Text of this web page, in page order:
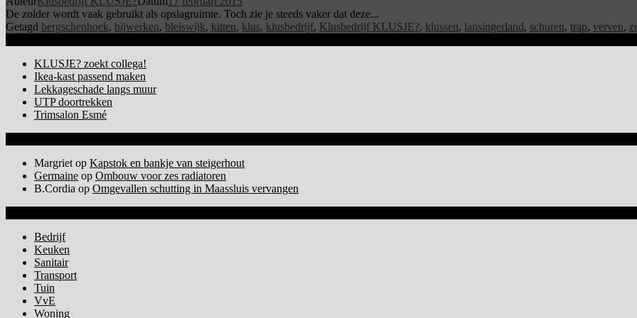
De zolder wordt vaak gebruikt als opslagruimte. Toch zie je steeds vaker dat deze...
Getagd bergschenhoek, bijwerken, bleiswijk, kitten, klus, klusbedrijf, Klusbedrijf KLUSJE?, klussen, lansingerland, schuren, trap, verven,
KLUSJE? zoekt collega!
Ikea-kast passend maken
Lekkageschade langs muur
UTP doortrekken
Trimsalon Esmé
Margriet op Kapstok en bankje van steigerhout
Germaine op Ombouw voor zes radiatoren
B.Cordia op Omgevallen schutting in Maassluis vervangen
Bedrijf
Keuken
Sanitair
Transport
Tuin
VvE
Woning